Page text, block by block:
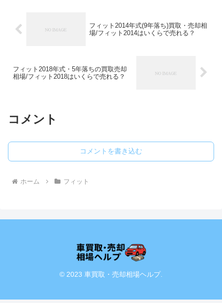
フィット2014年式(9年落ち)買取・売却相
場/フィット2014はいくらで売れる？
フィット2018年式・5年落ちの買取売却
相場/フィット2018はいくらで売れる？
コメント
コメントを書き込む
ホーム フィット
© 2023 車買取・売却相場ヘルプ.